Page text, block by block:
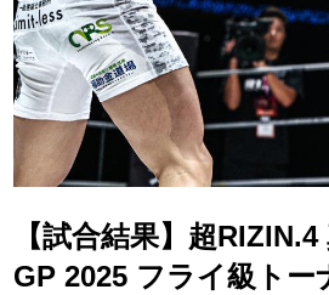
【試合結果】超
GP 2025 フライ級ト